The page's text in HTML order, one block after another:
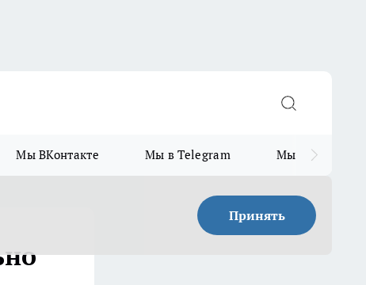
Мы ВКонтакте Мы в Telegram Мы в MAX
Принять